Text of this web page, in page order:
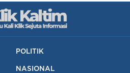
POLITIK
NASIONAL